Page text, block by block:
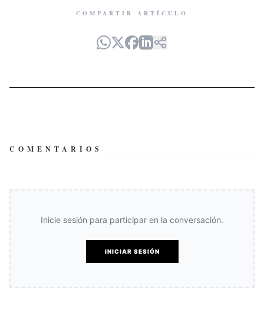
COMPARTIR ARTÍCULO
COMENTARIOS
Inicie sesión para participar en la conversación.
INICIAR SESIÓN